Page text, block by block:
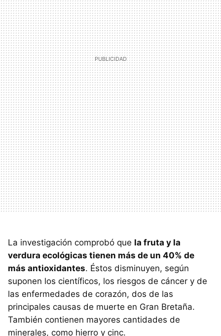
La investigación comprobó que la fruta y la
verdura ecológicas tienen más de un 40% de
más antioxidantes. Éstos disminuyen, según
suponen los científicos, los riesgos de cáncer y de
las enfermedades de corazón, dos de las
principales causas de muerte en Gran Bretaña.
También contienen mayores cantidades de
minerales, como hierro y cinc.